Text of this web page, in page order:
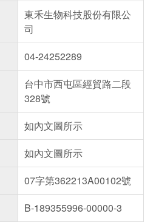
東禾生物科技股份有限公
司
04-24252289
台中市西屯區經貿路二段
328號
如內文圖所示
如內文圖所示
07字第362213A00102號
B-189355996-00000-3